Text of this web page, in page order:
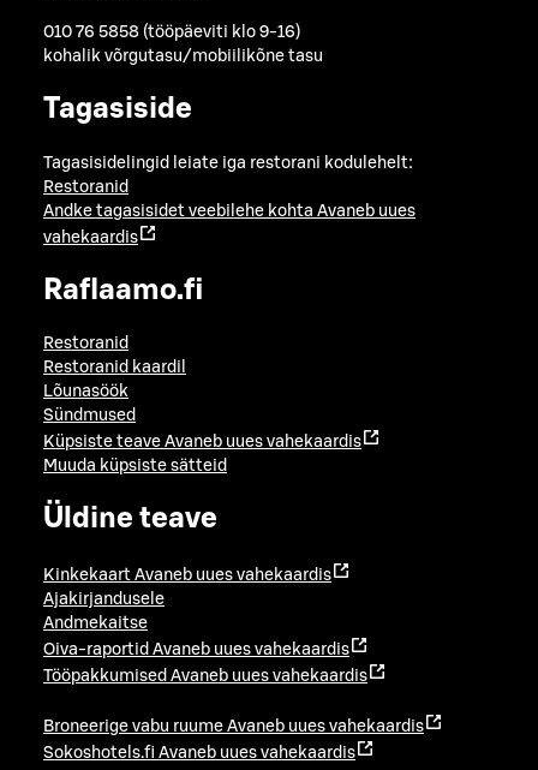
010 76 5858 (tööpäeviti klo 9-16)
kohalik võrgutasu/mobiilikõne tasu
Tagasiside
Tagasisidelingid leiate iga restorani kodulehelt:
Restoranid
Andke tagasisidet veebilehe kohta Avaneb uues
vahekaardis
Raflaamo.fi
Restoranid
Restoranid kaardil
Lõunasöök
Sündmused
Küpsiste teave Avaneb uues vahekaardis
Muuda küpsiste sätteid
Üldine teave
Kinkekaart Avaneb uues vahekaardis
Ajakirjandusele
Andmekaitse
Oiva-raportid Avaneb uues vahekaardis
Tööpakkumised Avaneb uues vahekaardis
Broneerige vabu ruume Avaneb uues vahekaardis
Sokoshotels.fi Avaneb uues vahekaardis